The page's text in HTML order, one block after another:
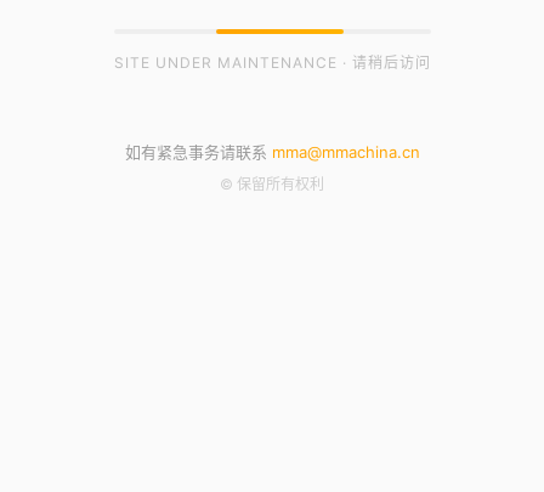
SITE UNDER MAINTENANCE · 请稍后访问
如有紧急事务请联系 mma@mmachina.cn
© 保留所有权利